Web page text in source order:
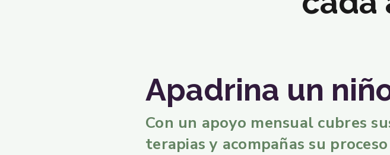
Apadrina un
Con un apoyo mensual cubres
terapias y acompañas su proceso